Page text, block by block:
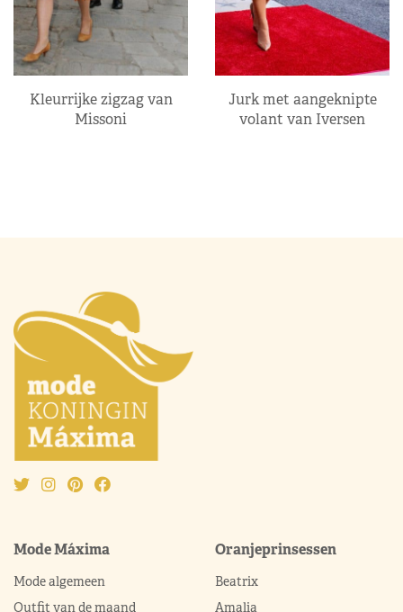
Kleurrijke zigzag van
Missoni
Jurk met aangeknipte
volant van Iversen
Mode Máxima
Mode algemeen
Outfit van de maand
Oranjeprinsessen
Beatrix
Amalia